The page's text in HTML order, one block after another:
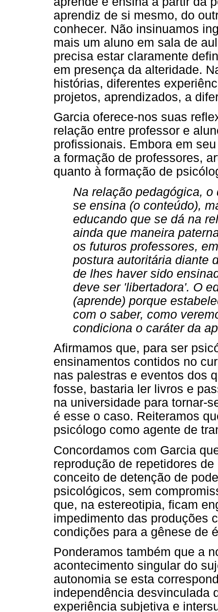
aprendiz de si mesmo, do
conhecer. Não insinuamos
mais um aluno em sala de
precisa estar claramente
em presença da alteridade.
histórias, diferentes
projetos, aprendizados, a
Garcia oferece-nos suas
relação entre professor e
profissionais. Embora em
a formação de professores,
quanto à formação de
Na relação pedagógica,
se ensina (o conteúdo),
educando que se dá na
ainda que maneira
os futuros professores,
postura autoritária diante
de lhes haver sido
deve ser 'libertadora'. O
(aprende) porque
com o saber, como
condiciona o caráter da
Afirmamos que, para ser
ensinamentos contidos no
nas palestras e eventos dos
fosse, bastaria ler livros e
na universidade para tornar-
é esse o caso. Reiteramos
psicólogo como agente de
Concordamos com Garcia
reprodução de repetidores
conceito de detenção de
psicológicos, sem
que, na estereotipia, ficam
impedimento das produções
condições para a gênese de
Ponderamos também que a
acontecimento singular do
autonomia se esta
independência desvinculada
experiência subjetiva e